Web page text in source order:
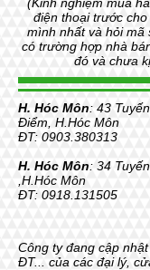
điện thoại trước
mình nhất và hỏi mã
có trường hợp nhà
đó và chưa
H. Hóc Môn: 43
Điểm, H.Hóc Môn
ĐT: 0903.380313
H. Hóc Môn: 34
,H.Hóc Môn
ĐT: 0918.131505
Công ty đang cập
ĐT... của các đại lý,